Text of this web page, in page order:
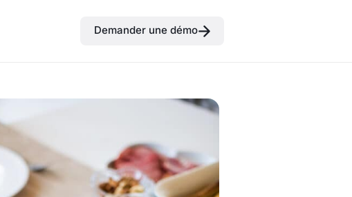
Demander une démo